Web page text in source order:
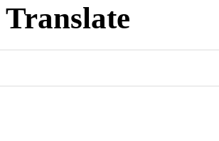
Translate